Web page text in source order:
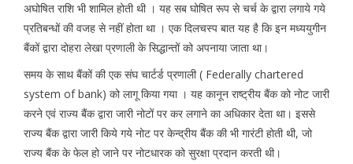
अघोषित राशि भी शामिल होती थी । यह सब घोषित रूप से चर्च के द्वारा लगाये गये
प्रतिबन्धों की वजह से नहीं होता था । एक दिलचस्प बात यह है कि इन मध्ययुगीन
बैंकों द्वारा दोहरा लेखा प्रणाली के सिद्धान्तों को अपनाया जाता था।
समय के साथ बैंकों की एक संघ चार्टर्ड प्रणाली ( Federally chartered
system of bank) को लागू किया गया । यह कानून राष्ट्रीय बैंक को नोट जारी
करने एवं राज्य बैंक द्वारा जारी नोटों पर कर लगाने का अधिकार देता था। इससे
राज्य बैंक द्वारा जारी किये गये नोट पर केन्द्रीय बैंक की भी गारंटी होती थी, जो
राज्य बैंक के फेल हो जाने पर नोटधारक को सुरक्षा प्रदान करती थी।